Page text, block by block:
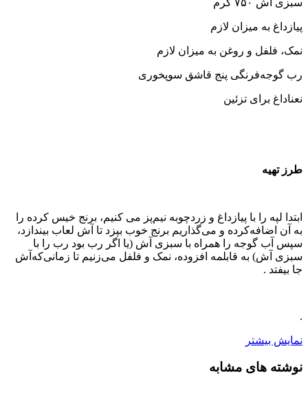
پیازداغ به میزان لازم
نمک، فلفل و روغن به میزان لازم
رب گوجه‌فرنگی پنج قاشق سوپخوری
نعناداغ برای تزئین
طرز تهیه
ابتدا لپه را با پیازداغ و زردچوبه نیم‌پز می کنیم، برنج خیس کرده را
به آن اضافه‌کرده و می‌گذاریم برنج خوب بپزد تا آش لعاب بیندازد،
سپس آب گوجه را همراه با سبزی آش (یا اگر رب بود رب را با
سبزی آش) به قابلمه افزوده، نمک و فلفل می‌زنیم تا زمانی‌که‌آش
جا بیفتد .
.
نمایش بیشتر
نوشته های مشابه